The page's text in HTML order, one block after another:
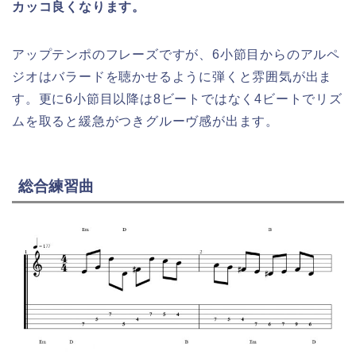
カッコ良くなります。
アップテンポのフレーズですが、6小節目からのアルペ
ジオはバラードを聴かせるように弾くと雰囲気が出ま
す。更に6小節目以降は8ビートではなく4ビートでリズ
ムを取ると緩急がつきグルーヴ感が出ます。
総合練習曲